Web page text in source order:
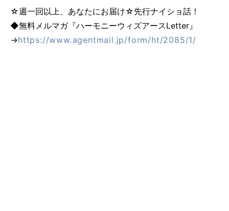
☆週一回以上、あなたにお届け☆先行ナイショ話！
◆無料メルマガ『ハーモニーウィズアースLetter』
→https://www.agentmail.jp/form/ht/2085/1/